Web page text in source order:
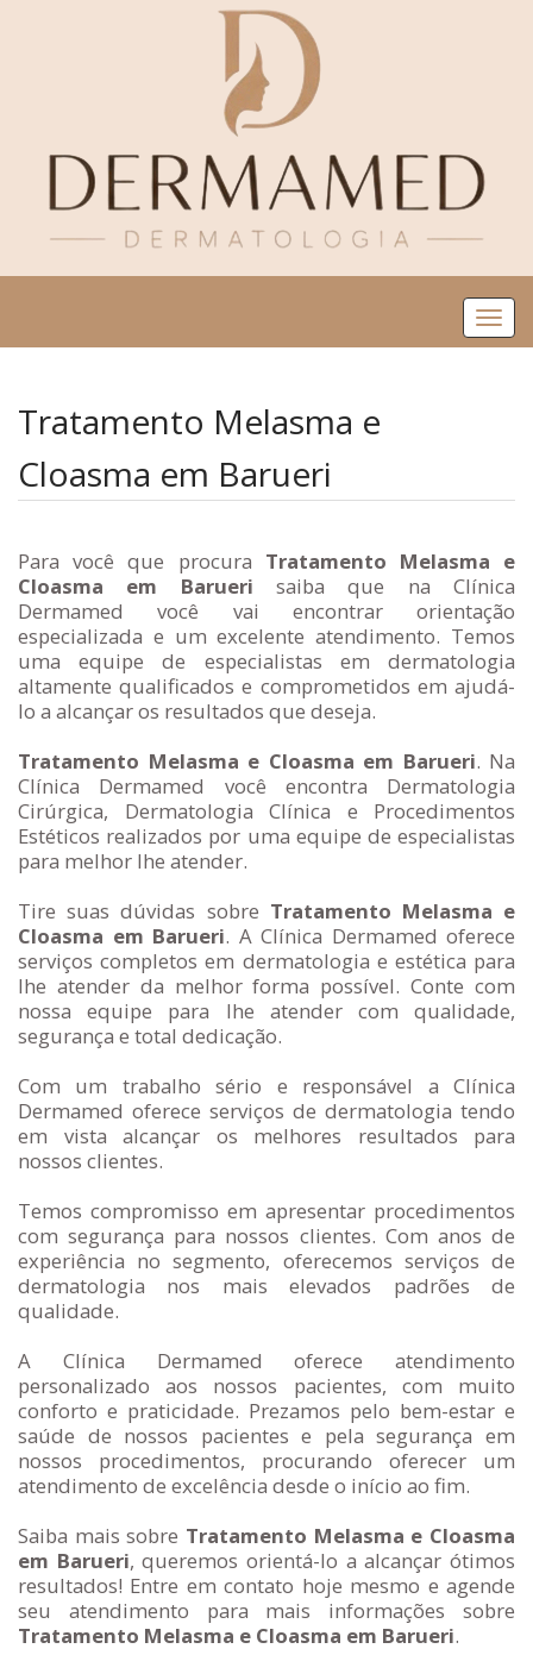
Tratamento Melasma e
Cloasma em Barueri
Para você que procura Tratamento Melasma e
Cloasma em Barueri saiba que na Clínica
Dermamed você vai encontrar orientação
especializada e um excelente atendimento. Temos
uma equipe de especialistas em dermatologia
altamente qualificados e comprometidos em ajudá-
lo a alcançar os resultados que deseja.
Tratamento Melasma e Cloasma em Barueri. Na
Clínica Dermamed você encontra Dermatologia
Cirúrgica, Dermatologia Clínica e Procedimentos
Estéticos realizados por uma equipe de especialistas
para melhor lhe atender.
Tire suas dúvidas sobre Tratamento Melasma e
Cloasma em Barueri. A Clínica Dermamed oferece
serviços completos em dermatologia e estética para
lhe atender da melhor forma possível. Conte com
nossa equipe para lhe atender com qualidade,
segurança e total dedicação.
Com um trabalho sério e responsável a Clínica
Dermamed oferece serviços de dermatologia tendo
em vista alcançar os melhores resultados para
nossos clientes.
Temos compromisso em apresentar procedimentos
com segurança para nossos clientes. Com anos de
experiência no segmento, oferecemos serviços de
dermatologia nos mais elevados padrões de
qualidade.
A Clínica Dermamed oferece atendimento
personalizado aos nossos pacientes, com muito
conforto e praticidade. Prezamos pelo bem-estar e
saúde de nossos pacientes e pela segurança em
nossos procedimentos, procurando oferecer um
atendimento de excelência desde o início ao fim.
Saiba mais sobre Tratamento Melasma e Cloasma
em Barueri, queremos orientá-lo a alcançar ótimos
resultados! Entre em contato hoje mesmo e agende
seu atendimento para mais informações sobre
Tratamento Melasma e Cloasma em Barueri.